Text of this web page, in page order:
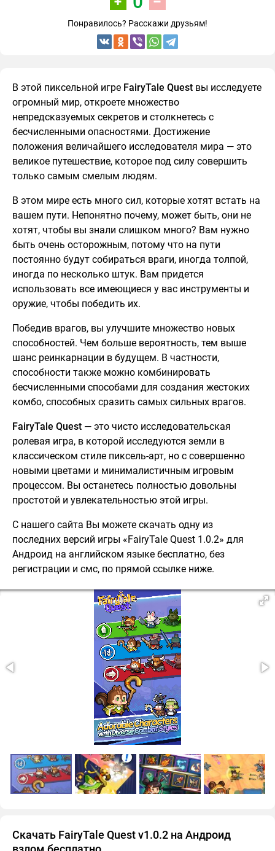
Понравилось? Расскажи друзьям!
В этой пиксельной игре FairyTale Quest вы исследуете
огромный мир, откроете множество
непредсказуемых секретов и столкнетесь с
бесчисленными опасностями. Достижение
положения величайшего исследователя мира — это
великое путешествие, которое под силу совершить
только самым смелым людям.
В этом мире есть много сил, которые хотят встать на
вашем пути. Непонятно почему, может быть, они не
хотят, чтобы вы знали слишком много? Вам нужно
быть очень осторожным, потому что на пути
постоянно будут собираться враги, иногда толпой,
иногда по несколько штук. Вам придется
использовать все имеющиеся у вас инструменты и
оружие, чтобы победить их.
Победив врагов, вы улучшите множество новых
способностей. Чем больше вероятность, тем выше
шанс реинкарнации в будущем. В частности,
способности также можно комбинировать
бесчисленными способами для создания жестоких
комбо, способных сразить самых сильных врагов.
FairyTale Quest — это чисто исследовательская
ролевая игра, в которой исследуются земли в
классическом стиле пиксель-арт, но с совершенно
новыми цветами и минималистичным игровым
процессом. Вы останетесь полностью довольны
простотой и увлекательностью этой игры.
С нашего сайта Вы можете скачать одну из
последних версий игры «FairyTale Quest 1.0.2» для
Андроид на английском языке бесплатно, без
регистрации и смс, по прямой ссылке ниже.
Скачать FairyTale Quest v1.0.2 на Андроид